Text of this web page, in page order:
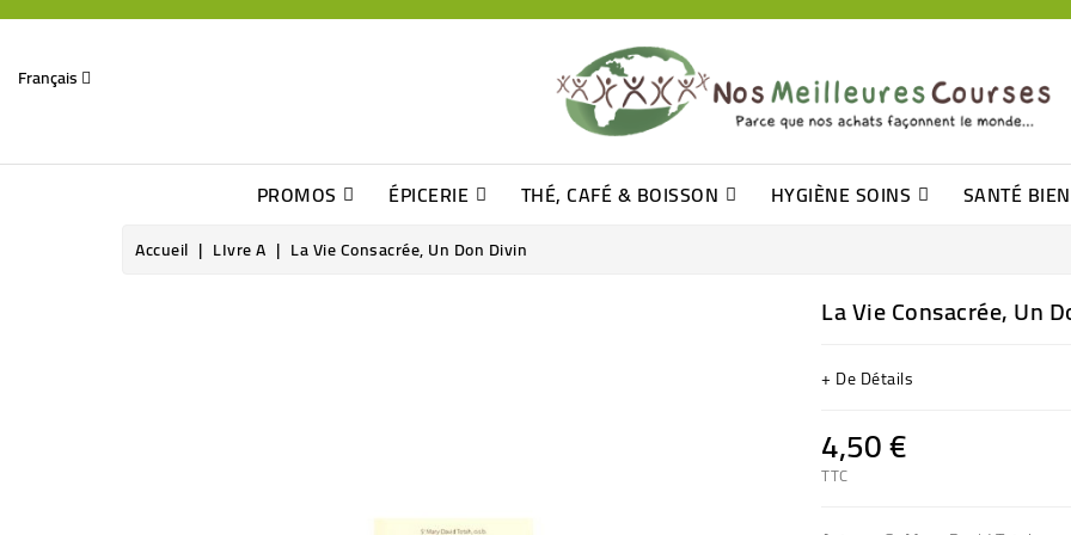
Français
PROMOS ÉPICERIE THÉ, CAFÉ & BOISSON HYGIÈNE SOINS SANTÉ
Accueil LIvre A La Vie Consacrée, Un Don Divin
La Vie Consacrée, Un
+ De Détails
4,50 €
TTC